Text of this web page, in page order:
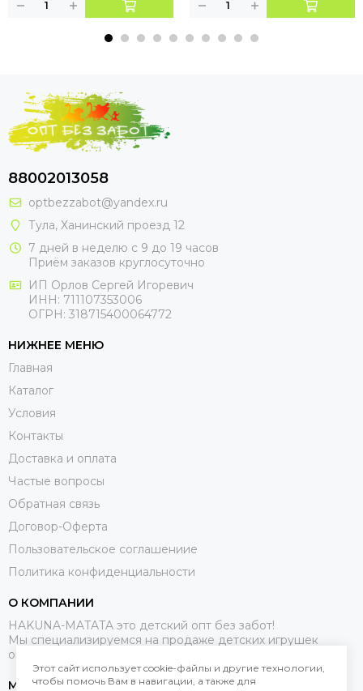
88002013058
optbezzabot@yandex.ru
Тула, Ханинский проезд 12
7 дней в неделю с 9 до 19 часов
Приём заказов круглосуточно
ИП Орлов Сергей Игоревич
ИНН: 711107353006
ОГРН: 318715400064772
НИЖНЕЕ МЕНЮ
Главная
Каталог
Условия
Контакты
Доставка и оплата
Частые вопросы
Обратная связь
Договор-Оферта
Пользовательское соглашениие
Политика конфиденциальности
О КОМПАНИИ
HAKUNA-MATATA это детский опт без забот!
Мы специализируемся на продаже детских игрушек
оптом.
МЕССЕНДЖЕРЫ
Этот сайт использует cookie-файлы и другие технологии,
чтобы помочь Вам в навигации, а также для